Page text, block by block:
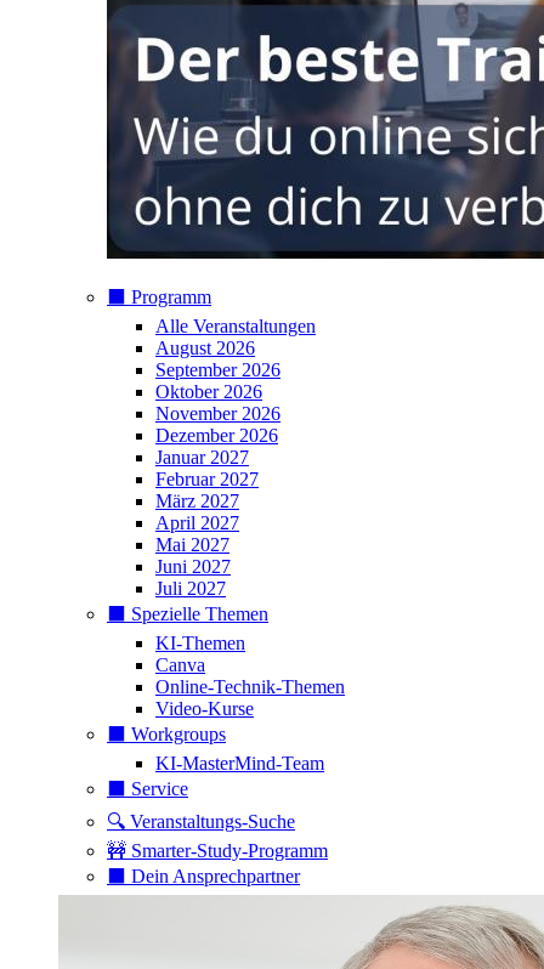
⬛️ Programm
Alle Veranstaltungen
August 2026
September 2026
Oktober 2026
November 2026
Dezember 2026
Januar 2027
Februar 2027
März 2027
April 2027
Mai 2027
Juni 2027
Juli 2027
⬛️ Spezielle Themen
KI-Themen
Canva
Online-Technik-Themen
Video-Kurse
⬛️ Workgroups
KI-MasterMind-Team
⬛️ Service
🔍 Veranstaltungs-Suche
🚧 Smarter-Study-Programm
⬛️ Dein Ansprechpartner